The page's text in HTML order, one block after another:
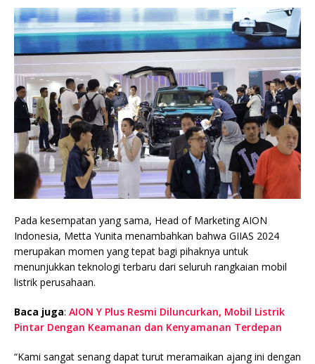
Pada kesempatan yang sama, Head of Marketing AION
Indonesia, Metta Yunita menambahkan bahwa GIIAS 2024
merupakan momen yang tepat bagi pihaknya untuk
menunjukkan teknologi terbaru dari seluruh rangkaian mobil
listrik perusahaan.
Baca juga: AION Y Plus Resmi Diluncurkan, Mobil Listrik
Pintar Dengan Keamanan dan Kenyamanan Terdepan
“Kami sangat senang dapat turut meramaikan ajang ini dengan